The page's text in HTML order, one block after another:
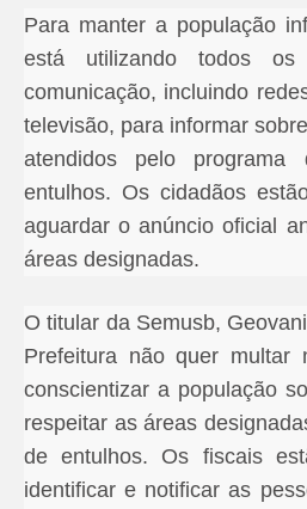
Para manter a população
está utilizando todos
comunicação, incluindo
televisão, para informar
atendidos pelo programa
entulhos. Os cidadãos
aguardar o anúncio oficial
áreas designadas.
O titular da Semusb,
Prefeitura não quer multar
conscientizar a população
respeitar as áreas
de entulhos. Os fiscais
identificar e notificar as